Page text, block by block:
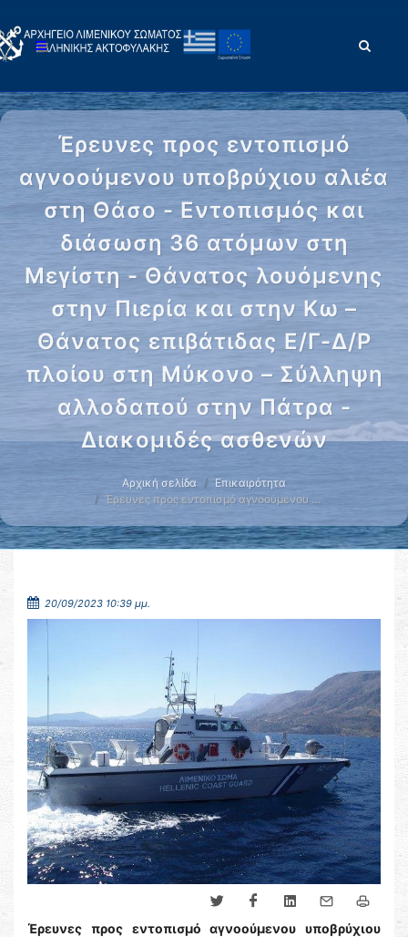
Έρευνες προς εντοπισμό
αγνοούμενου υποβρύχιου αλιέα
στη Θάσο - Εντοπισμός και
διάσωση 36 ατόμων στη
Μεγίστη - Θάνατος λουόμενης
στην Πιερία και στην Κω –
Θάνατος επιβάτιδας Ε/Γ-Δ/Ρ
πλοίου στη Μύκονο – Σύλληψη
αλλοδαπού στην Πάτρα -
Διακομιδές ασθενών
Αρχική σελίδα
Επικαιρότητα
Έρευνες προς εντοπισμό αγνοούμενου …
20/09/2023 10:39 μμ.
Έρευνες προς εντοπισμό αγνοούμενου υποβρύχιου